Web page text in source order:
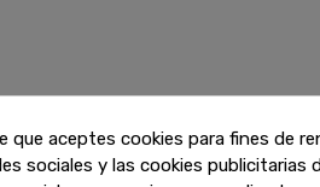
de liquidación en muebles de
que aceptes cookies para fines de
sociales y las cookies